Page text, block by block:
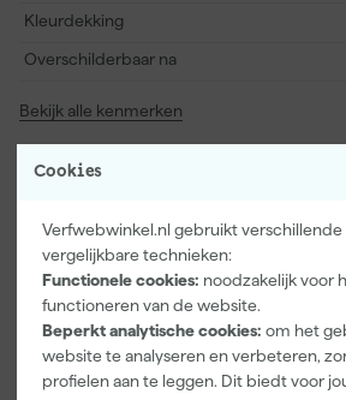
Cookies
Verfwebwinkel.nl gebruikt
vergelijkbare technieken:
Functionele cookies: noodzakelijk voor
functioneren van de website.
Beperkt analytische cookies: om het
website te analyseren en verbeteren,
profielen aan te leggen. Dit biedt voor
Kleurdekking
Overschilderbaar na
Bekijk alle kenmerken
Documenten
Kenmerkenblad
Vaak gekocht met